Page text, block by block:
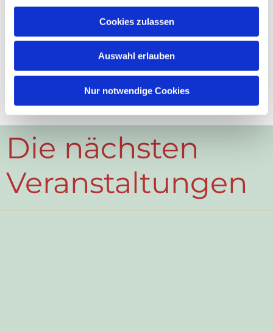
Cookies zulassen
Auswahl erlauben
Nur notwendige Cookies
Die nächsten
Veranstaltungen